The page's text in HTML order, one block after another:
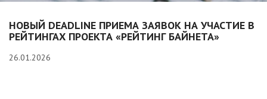
НОВЫЙ DEADLINE ПРИЕМА ЗАЯВОК НА УЧАСТИЕ В
РЕЙТИНГАХ ПРОЕКТА «РЕЙТИНГ БАЙНЕТА»
26.01.2026